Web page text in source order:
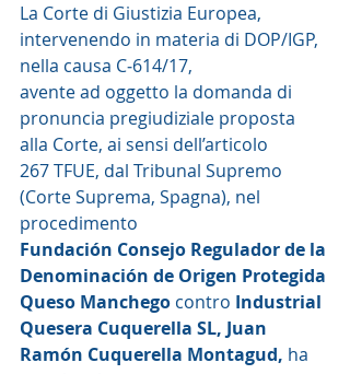
La Corte di Giustizia Europea,
intervenendo in materia di DOP/IGP,
nella causa C‑614/17,
avente ad oggetto la domanda di
pronuncia pregiudiziale proposta
alla Corte, ai sensi dell’articolo
267 TFUE, dal Tribunal Supremo
(Corte Suprema, Spagna), nel
procedimento
Fundación Consejo Regulador de la
Denominación de Origen Protegida
Queso Manchego contro Industrial
Quesera Cuquerella SL, Juan
Ramón Cuquerella Montagud, ha